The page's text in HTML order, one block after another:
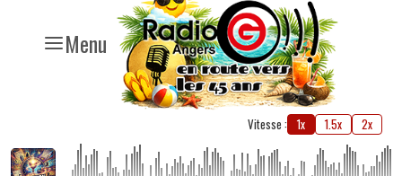
Menu
Vitesse : 1x 1.5x 2x